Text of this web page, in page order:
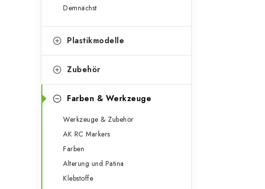
e
s
t
e
e
Demnächst
Plastikmodelle
Zubehör
Farben & Werkzeuge
Werkzeuge & Zubehör
AK RC Markers
Farben
Alterung und Patina
Klebstoffe